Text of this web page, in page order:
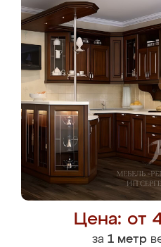
Цена: от
за 1 метр